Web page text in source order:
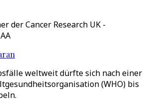
der Cancer Research UK -
weltweit dürfte sich nach einer
(WHO) bis